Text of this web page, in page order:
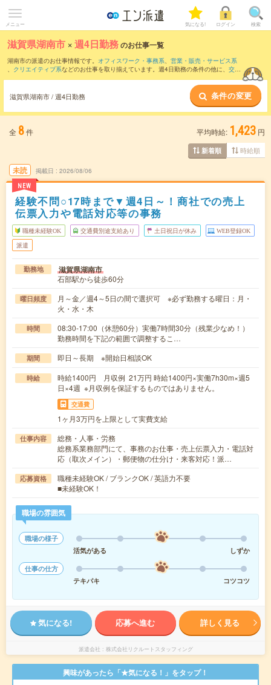
メニュー 気になる! ログイン 検索
滋賀県湖南市 ×週4日勤務のお仕事一覧
湖南市の派遣のお仕事情報です。 オフィスワーク・事務系、 営業・販売・サービス系
、 クリエイティブ系などのお仕事を取り揃えています。週4日勤務の条件の他に、 交通
滋賀県湖南市 / 週4日勤務 条件の変更
全 8件 平均時給: 1,423 円
新着順 時給順
未読
NEW
掲載日 2026/08/06
経験不問○17時まで▼週4日～！商社での売上
伝票入力や電話対応等の事務
職種未経験OK 交通費別途支給あり 土日祝日が休み WEB登録OK
派遣
勤務地 滋賀県湖南市
石部駅から徒歩60分
曜日頻度
月～金／週4～5日の間で選択可 ※必ず勤務する曜日：月・
火・水・木
時間
08:30-17:00（休憩60分）実働7時間30分（残業少なめ！）
勤務時間を下記の範囲で調整するこ…
期間 即日～長期 ※開始日相談OK
時給
時給1400円 月収例 21万円 時給1400円×実働7h30m×週5
日×4週 ※月収例を保証するものではありません。
交通費
1ヶ月3万円を上限として実費支給
仕事内容
総務・人事・労務
総務系業務部門にて、事務のお仕事・売上伝票入力・電話対
応（取次メイン）・郵便物の仕分け・来客対応！派…
応募資格
職種未経験OK / ブランクOK / 英語力不要
■未経験OK！
職場の雰囲気
職場の様子
活気がある
しずか
仕事の仕方
テキパキ
コツコツ
気になる! 応募へ進む 詳しく見る
派遣会社 株式会社リクルートスタッフィング
興味があったら「★気になる！」をタップ！